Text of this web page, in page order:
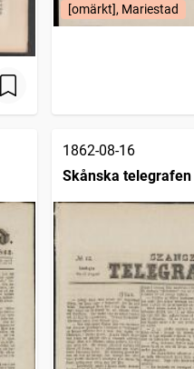
[omärkt], Mariestad
1862-08-16
Skånska telegrafen